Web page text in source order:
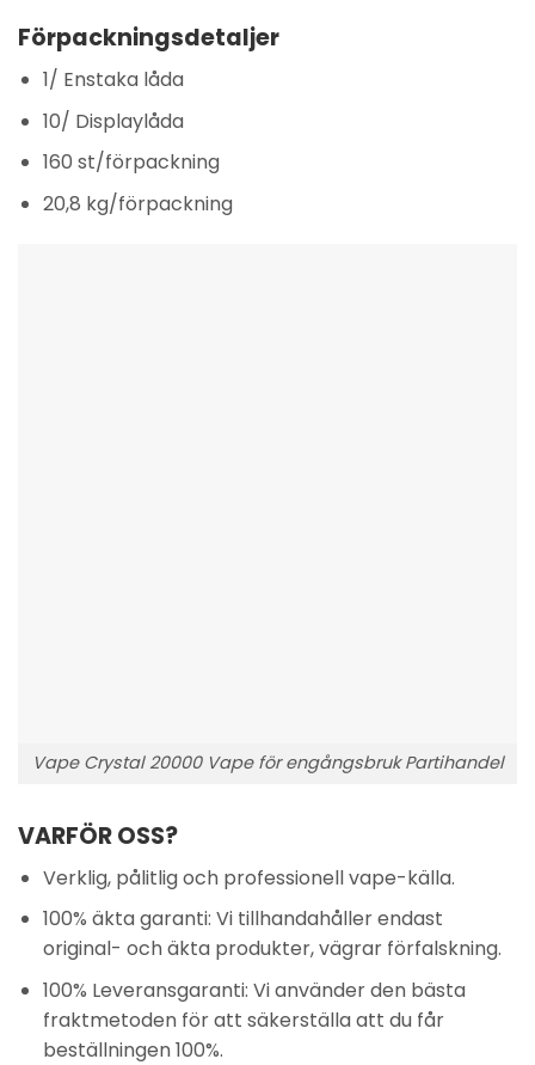
Förpackningsdetaljer
1/ Enstaka låda
10/ Displaylåda
160 st/förpackning
20,8 kg/förpackning
Vape Crystal 20000 Vape för engångsbruk Partihandel
VARFÖR OSS?
Verklig, pålitlig och professionell vape-källa.
100% äkta garanti: Vi tillhandahåller endast
original- och äkta produkter, vägrar förfalskning.
100% Leveransgaranti: Vi använder den bästa
fraktmetoden för att säkerställa att du får
beställningen 100%.